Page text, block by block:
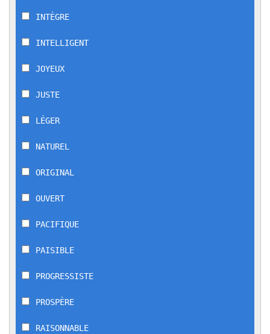
INTÈGRE
INTELLIGENT
JOYEUX
JUSTE
LÉGER
NATUREL
ORIGINAL
OUVERT
PACIFIQUE
PAISIBLE
PROGRESSISTE
PROSPÈRE
RAISONNABLE